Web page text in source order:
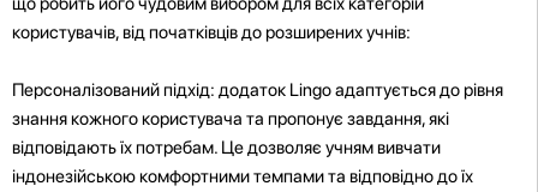
користувачів, від початківців до розширених учнів:
Персоналізований підхід: додаток Lingo адаптується до рівня
знання кожного користувача та пропонує завдання, які
відповідають їх потребам. Це дозволяє учням вивчати
індонезійською комфортними темпами та відповідно до їх